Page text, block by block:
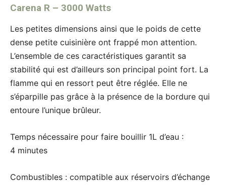
Carena R – 3000 Watts
Les petites dimensions ainsi que le poids de cette
dense petite cuisinière ont frappé mon attention.
L’ensemble de ces caractéristiques garantit sa
stabilité qui est d’ailleurs son principal point fort. La
flamme qui en ressort peut être réglée. Elle ne
s’éparpille pas grâce à la présence de la bordure qui
entoure l’unique brûleur.
Temps nécessaire pour faire bouillir 1L d’eau :
4 minutes
Combustibles : compatible aux réservoirs d’échange